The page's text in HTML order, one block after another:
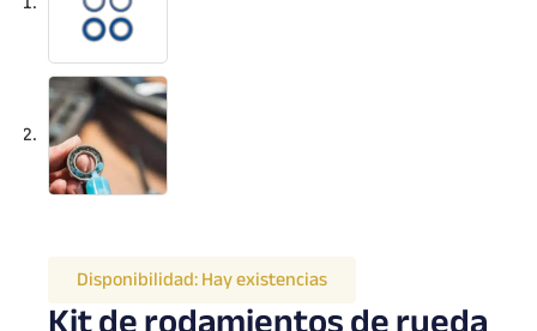
Disponibilidad:Hay existencias